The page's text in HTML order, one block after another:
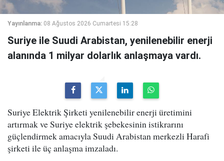
Yayınlanma: 08 Ağustos 2026 Cumartesi 15:28
Suriye ile Suudi Arabistan, yenilenebilir enerji
alanında 1 milyar dolarlık anlaşmaya vardı.
Suriye Elektrik Şirketi yenilenebilir enerji üretimini
artırmak ve Suriye elektrik şebekesinin istikrarını
güçlendirmek amacıyla Suudi Arabistan merkezli Harafi
şirketi ile üç anlaşma imzaladı.